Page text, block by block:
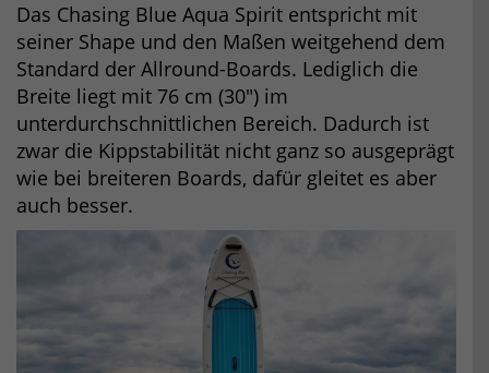
Das Chasing Blue Aqua Spirit entspricht mit
seiner Shape und den Maßen weitgehend dem
Standard der Allround-Boards. Lediglich die
Breite liegt mit 76 cm (30″) im
unterdurchschnittlichen Bereich. Dadurch ist
zwar die Kippstabilität nicht ganz so ausgeprägt
wie bei breiteren Boards, dafür gleitet es aber
auch besser.